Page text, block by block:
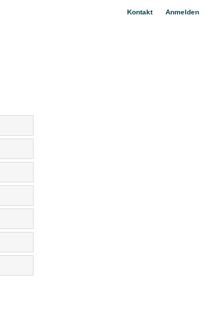
Kontakt| Anmelden